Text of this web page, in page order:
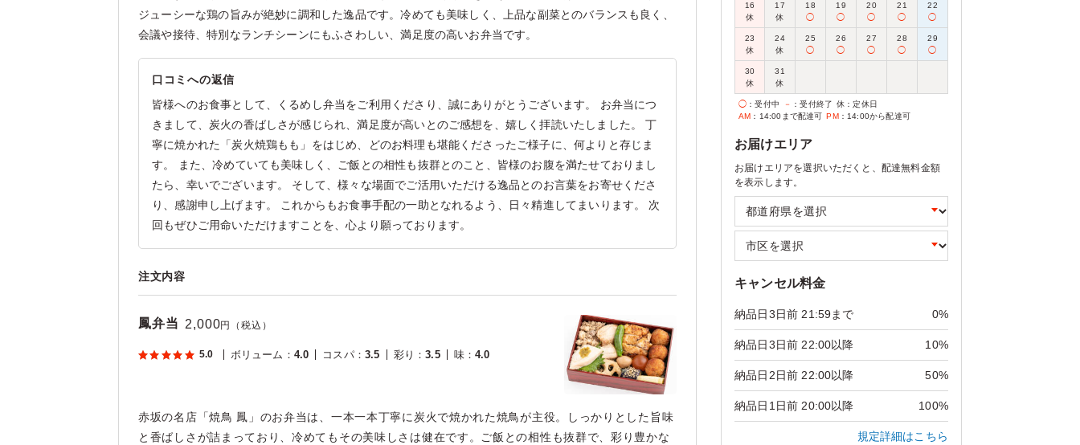
ジューシーな鶏の旨みが絶妙に調和した逸品です。冷めても美味しく、上品な副菜とのバランスも良く、
会議や接待、特別なランチシーンにもふさわしい、満足度の高いお弁当です。
口コミへの返信
皆様へのお食事として、くるめし弁当をご利用くださり、誠にありがとうございます。 お弁当につ
きまして、炭火の香ばしさが感じられ、満足度が高いとのご感想を、嬉しく拝読いたしました。 丁
寧に焼かれた「炭火焼鶏もも」をはじめ、どのお料理も堪能くださったご様子に、何よりと存じま
す。 また、冷めていても美味しく、ご飯との相性も抜群とのこと、皆様のお腹を満たせておりまし
たら、幸いでございます。 そして、様々な場面でご活用いただける逸品とのお言葉をお寄せくださ
り、感謝申し上げます。 これからもお食事手配の一助となれるよう、日々精進してまいります。 次
回もぜひご用命いただけますことを、心より願っております。
注文内容
鳳弁当 2,000円（税込）
5.0 ボリューム ： 4.0 コスパ： 3.5 彩り ：3.5 味：4.0
赤坂の名店「焼鳥 鳳」のお弁当は、一本一本丁寧に炭火で焼かれた焼鳥が主役。しっかりとした旨味
と香ばしさが詰まっており、冷めてもその美味しさは健在です。ご飯との相性も抜群で、彩り豊かな
16
休
17
休
18
◯
19
◯
20
◯
21
◯
22
◯
23
休
24
休
25
◯
26
◯
27
◯
28
◯
29
◯
30
休
31
休
◯ ：受付中 － ：受付終了 休 ：定休日
AM ：14:00まで配達可 PM：14:00から配達可
お届けエリア
お届けエリアを選択いただくと、配達無料金額
を表示します。
キャンセル料金
納品日3日前 21:59まで 0%
納品日3日前 22:00以降 10%
納品日2日前 22:00以降 50%
納品日1日前 20:00以降 100%
規定詳細はこちら